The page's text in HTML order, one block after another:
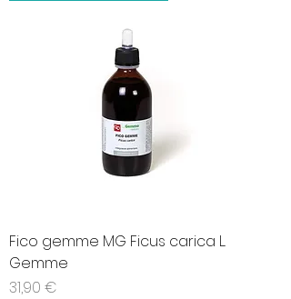
Fico gemme MG Ficus carica L.
Gemme
Prezzo
31,90 €